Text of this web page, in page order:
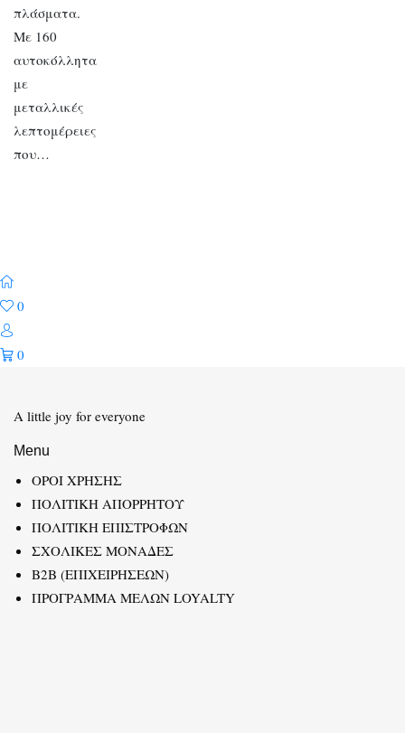
πλάσματα.
Με 160
αυτοκόλλητα
με
μεταλλικές
λεπτομέρειες
που…
0
0
A little joy for everyone
Menu
ΟΡΟΙ ΧΡΗΣΗΣ
ΠΟΛΙΤΙΚΗ ΑΠΟΡΡΗΤΟΥ
ΠΟΛΙΤΙΚΗ ΕΠΙΣΤΡΟΦΩΝ
ΣΧΟΛΙΚΕΣ ΜΟΝΑΔΕΣ
B2B (ΕΠΙΧΕΙΡΗΣΕΩΝ)
ΠΡΟΓΡΑΜΜΑ ΜΕΛΩΝ LOYALTY